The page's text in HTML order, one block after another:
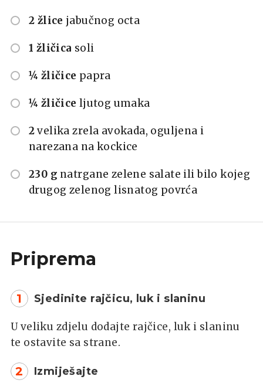
2 žlice jabučnog octa
1 žličica soli
¼ žličice papra
¼ žličice ljutog umaka
2 velika zrela avokada, oguljena i
narezana na kockice
230 g natrgane zelene salate ili bilo kojeg
drugog zelenog lisnatog povrća
Priprema
1 Sjedinite rajčicu, luk i slaninu
U veliku zdjelu dodajte rajčice, luk i slaninu
te ostavite sa strane.
2 Izmiješajte